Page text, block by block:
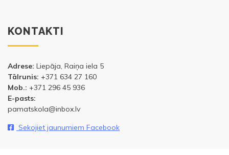
KONTAKTI
Adrese: Liepāja, Raiņa iela 5
Tālrunis: +371 634 27 160
Mob.: +371 296 45 936
E-pasts:
pamatskola@inbox.lv
Sekojiet jaunumiem Facebook